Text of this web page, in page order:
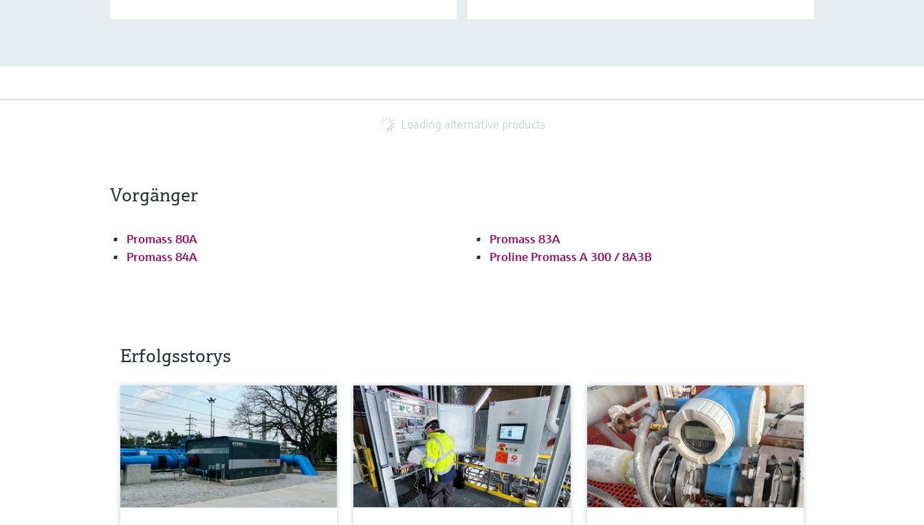
Loading alternative products
Vorgänger
Promass 80A
Promass 84A
Promass 83A
Proline Promass A 300 / 8A3B
Erfolgsstorys